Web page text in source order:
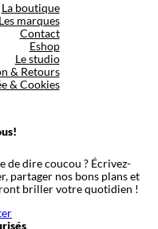
La boutique
Les marques
Contact
Eshop
Le studio
& Retours
& Cookies
de dire coucou ? Écrivez-
partager nos bons plans et
briller votre quotidien !